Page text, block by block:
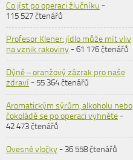
Co jíst po operaci žlučníku -
115 527 čtenářů
Profesor Klener: jídlo může mít vliv
na vznik rakoviny- 61 176 čtenářů
Dýně – oranžový zázrak pro naše
zdraví- 55 364 čtenářů
Aromatickým sýrům, alkoholu nebo
čokoládě se po operaci vyhněte-
42 473 čtenářů
Ovesné vločky- 36 558 čtenářů